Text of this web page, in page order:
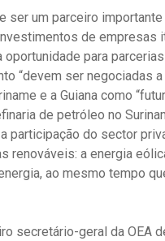
ser um parceiro
de
oportunidade para
“devem ser negociadas
e a Guiana como
de petróleo no
participação do sector
renováveis: a energia
ao mesmo tempo
secretário-geral da OEA